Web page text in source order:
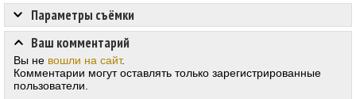
Параметры съёмки
Ваш комментарий
Вы не вошли на сайт.
Комментарии могут оставлять только зарегистрированные
пользователи.